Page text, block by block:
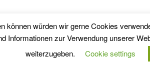
können würden wir gerne Cookies
Informationen zur Verwendung unserer
weiterzugeben.
Cookie settings